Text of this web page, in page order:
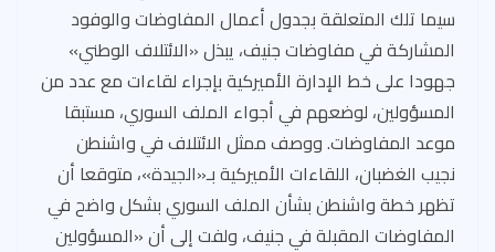
سيما تلك المتعلقة بجدول أعمال المفاوضات والوفود
المشاركة في مفاوضات جنيف، يبذل «الائتلاف الوطني»
جهودا على خط الإدارة الأميركية بإجراء لقاءات مع عدد من
المسؤولين، لوضعهم في أجواء الملف السوري، مستبقا
موعد المفاوضات. ووصف ممثل الائتلاف في واشنطن
نجيب الغضبان، اللقاءات الأميركية بـ«الجيدة»، متوقعا أن
تظهر خطة واشنطن بشأن الملف السوري بشكل واضح في
المفاوضات المقبلة في جنيف، ولفت إلى أن «المسؤولين